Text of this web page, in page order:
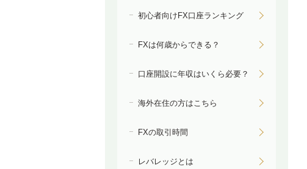
初心者向けFX口座ランキング
FXは何歳からできる？
口座開設に年収はいくら必要？
海外在住の方はこちら
FXの取引時間
レバレッジとは